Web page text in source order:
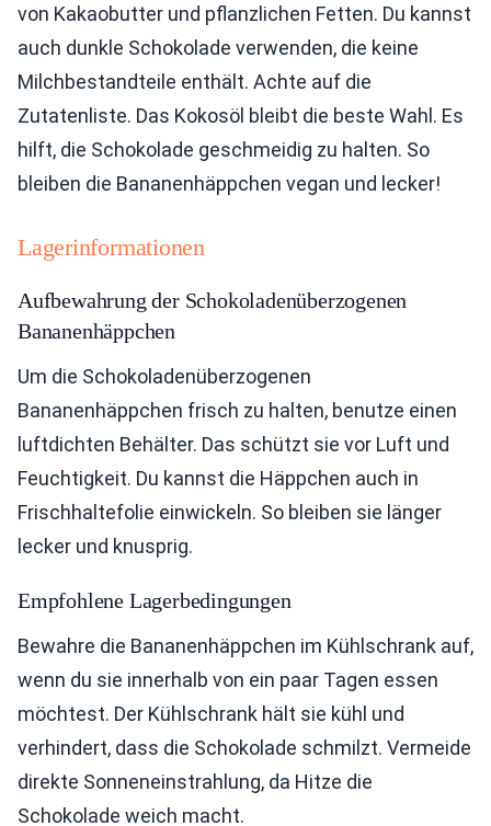
von Kakaobutter und pflanzlichen Fetten. Du kannst
auch dunkle Schokolade verwenden, die keine
Milchbestandteile enthält. Achte auf die
Zutatenliste. Das Kokosöl bleibt die beste Wahl. Es
hilft, die Schokolade geschmeidig zu halten. So
bleiben die Bananenhäppchen vegan und lecker!
Lagerinformationen
Aufbewahrung der Schokoladenüberzogenen
Bananenhäppchen
Um die Schokoladenüberzogenen
Bananenhäppchen frisch zu halten, benutze einen
luftdichten Behälter. Das schützt sie vor Luft und
Feuchtigkeit. Du kannst die Häppchen auch in
Frischhaltefolie einwickeln. So bleiben sie länger
lecker und knusprig.
Empfohlene Lagerbedingungen
Bewahre die Bananenhäppchen im Kühlschrank auf,
wenn du sie innerhalb von ein paar Tagen essen
möchtest. Der Kühlschrank hält sie kühl und
verhindert, dass die Schokolade schmilzt. Vermeide
direkte Sonneneinstrahlung, da Hitze die
Schokolade weich macht.